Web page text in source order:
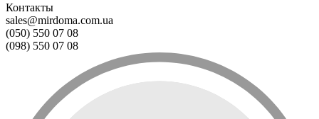
Контакты
sales@mirdoma.com.ua
(050) 550 07 08
(098) 550 07 08